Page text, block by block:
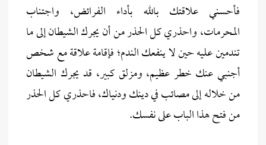
فأحسني علاقتك بالله بأداء الفرائض، واجتناب
المحرمات، واحذري كل الحذر من أن يجرك الشيطان إلى ما
تندمين عليه حين لا ينفعك الندم؛ فإقامة علاقة مع شخص
أجنبي عنك خطر عظيم، ومزلق كبير، قد يجرك الشيطان
من خلاله إلى مصائب في دينك ودنياك، فاحذري كل الحذر
من فتح هذا الباب على نفسك.